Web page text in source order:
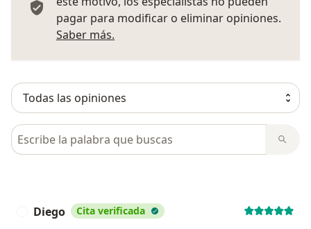
pagar para modificar o eliminar opiniones.
Saber más.
Busca en opiniones
Diego Cita verificada